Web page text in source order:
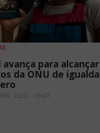
para
da ONU de
2023 - 13H41